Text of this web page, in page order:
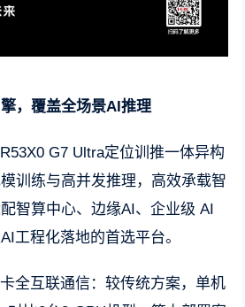
，覆盖全场景AI推理
G7 Ultra定位训推一体异构
训练与高并发推理，高效承载智
智算中心、边缘AI、企业级 AI
工程化落地的首选平台。
全互联通信：较传统方案，单机